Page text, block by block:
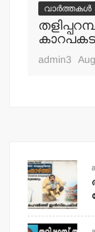
വാർത്തകൾ
admin3